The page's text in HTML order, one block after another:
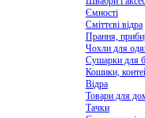
Ємності
Сміттєві відра
Прання,
Чохли для
Сушарки для
Кошики,
Відра
Товари для
Тачки